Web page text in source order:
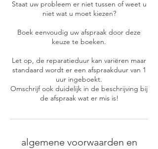
Staat uw probleem er niet tussen of weet u
niet wat u moet kiezen?
Boek eenvoudig uw afspraak door deze
keuze te boeken.
Let op, de reparatieduur kan variëren maar
standaard wordt er een afspraakduur van 1
uur ingeboekt.
Omschrijf ook duidelijk in de beschrijving bij
de afspraak wat er mis is!
algemene voorwaarden en